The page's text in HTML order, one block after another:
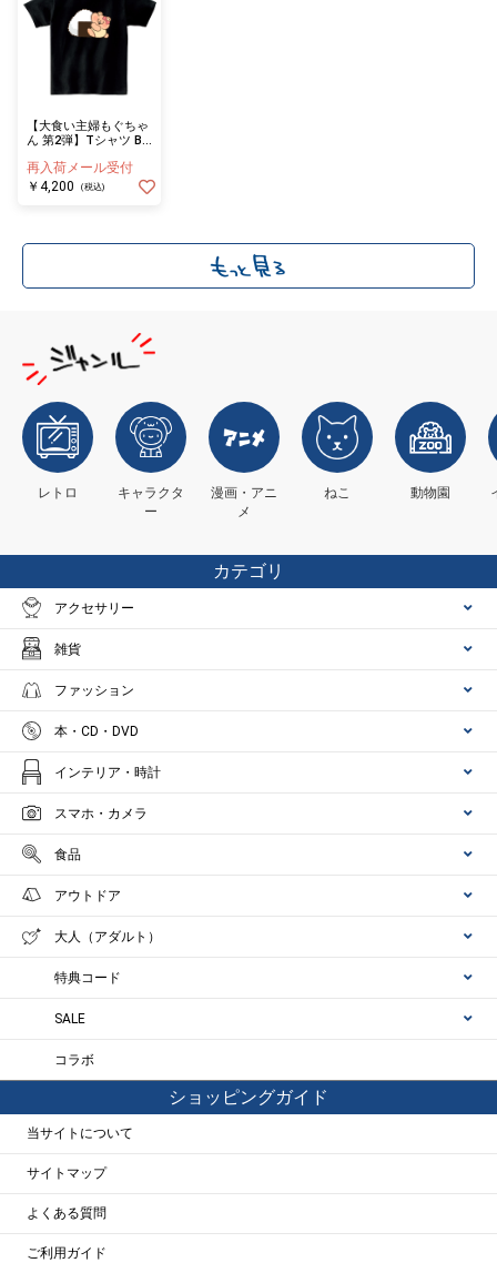
【大食い主婦もぐちゃ
ん 第2弾】Tシャツ BK
ズ）
再入荷メール受付
￥4,200
(税込)
レトロ
キャラクタ
ー
漫画・アニ
メ
ねこ 動物園
カテゴリ
アクセサリー
雑貨
ファッション
本・CD・DVD
インテリア・時計
スマホ・カメラ
食品
アウトドア
大人（アダルト）
特典コード
SALE
コラボ
ショッピングガイド
当サイトについて
サイトマップ
よくある質問
ご利用ガイド